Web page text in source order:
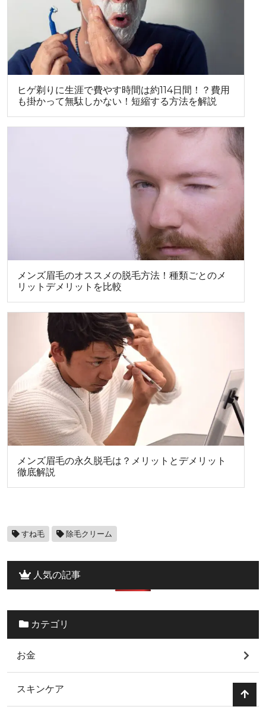
ヒゲ剃りに生涯で費やす時間は約114日間！？費用
も掛かって無駄しかない！短縮する方法を解説
メンズ眉毛のオススメの脱毛方法！種類ごとのメ
リットデメリットを比較
メンズ眉毛の永久脱毛は？メリットとデメリット
徹底解説
すね毛 除毛クリーム
人気の記事
カテゴリ
お金
スキンケア